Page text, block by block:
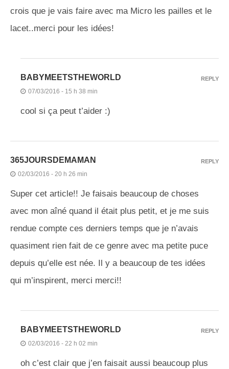
crois que je vais faire avec ma Micro les pailles et le
lacet..merci pour les idées!
BABYMEETSTHEWORLD
07/03/2016 - 15 h 38 min
cool si ça peut t’aider :)
REPLY
365JOURSDEMAMAN
02/03/2016 - 20 h 26 min
Super cet article!! Je faisais beaucoup de choses
avec mon aîné quand il était plus petit, et je me suis
rendue compte ces derniers temps que je n’avais
quasiment rien fait de ce genre avec ma petite puce
depuis qu’elle est née. Il y a beaucoup de tes idées
qui m’inspirent, merci merci!!
REPLY
BABYMEETSTHEWORLD
02/03/2016 - 22 h 02 min
oh c’est clair que j’en faisait aussi beaucoup plus
REPLY